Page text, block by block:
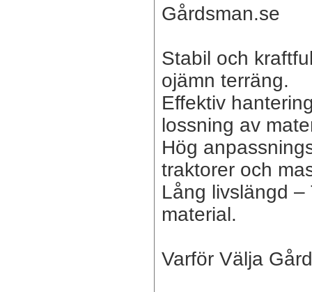
Gårdsman.se
Stabil och
ojämn terräng.
Effektiv
lossning av
Hög
traktorer och
Lång livslängd –
material.
Varför Välja